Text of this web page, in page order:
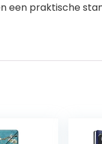
een praktische